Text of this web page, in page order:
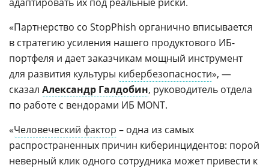
«Партнерство со StopPhish органично вписывается
в стратегию усиления нашего продуктового ИБ-
портфеля и дает заказчикам мощный инструмент
для развития культуры кибербезопасности», —
сказал Александр Галдобин, руководитель отдела
по работе с вендорами ИБ MONT.
«Человеческий фактор – одна из самых
распространенных причин киберинцидентов: порой
неверный клик одного сотрудника может привести к